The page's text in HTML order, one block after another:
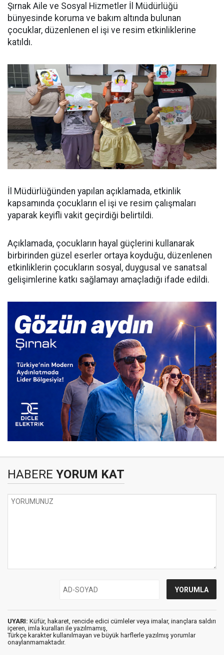
Şırnak Aile ve Sosyal Hizmetler İl Müdürlüğü
bünyesinde koruma ve bakım altında bulunan
çocuklar, düzenlenen el işi ve resim etkinliklerine
katıldı.
İl Müdürlüğünden yapılan açıklamada, etkinlik
kapsamında çocukların el işi ve resim çalışmaları
yaparak keyifli vakit geçirdiği belirtildi.
Açıklamada, çocukların hayal güçlerini kullanarak
birbirinden güzel eserler ortaya koyduğu, düzenlenen
etkinliklerin çocukların sosyal, duygusal ve sanatsal
gelişimlerine katkı sağlamayı amaçladığı ifade edildi.
HABERE YORUM KAT
UYARI: Küfür, hakaret, rencide edici cümleler veya imalar, inançlara saldırı
içeren, imla kuralları ile yazılmamış,
Türkçe karakter kullanılmayan ve büyük harflerle yazılmış yorumlar
onaylanmamaktadır.